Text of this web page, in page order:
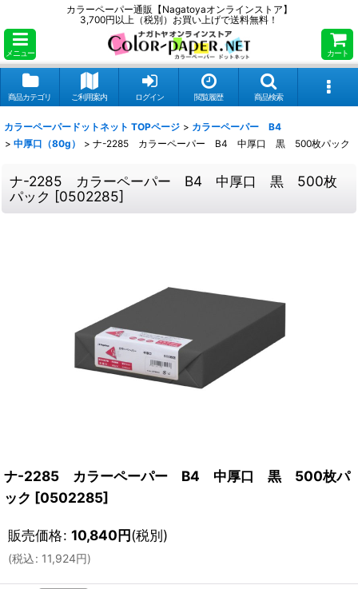
カラーペーパー通販【Nagatoyaオンラインストア】
3,700円以上（税別）お買い上げで送料無料！
メニュー カート
商品カテゴリ ご利用案内 ログイン 閲覧履歴 商品検索
カラーペーパードットネット TOPページ > カラーペーパー B4
> 中厚口（80g） > ナ-2285 カラーペーパー B4 中厚口 黒 500枚パック
ナ-2285 カラーペーパー B4 中厚口 黒 500枚
パック [0502285]
ナ-2285 カラーペーパー B4 中厚口 黒 500枚パ
ック [0502285]
販売価格: 10,840円(税別)
(税込: 11,924円)